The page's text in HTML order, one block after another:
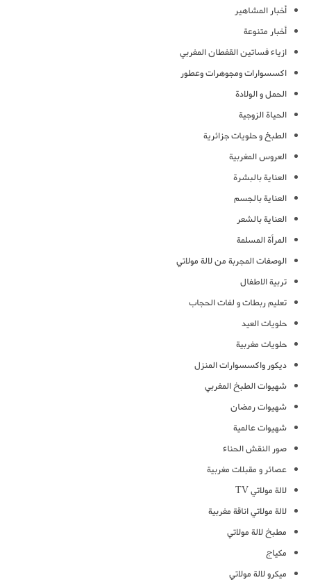
أخبار المشاهير
أخبار متنوعة
ازياء فساتين القفطان المغربي
اكسسوارات ومجوهرات وعطور
الحمل و الولادة
الحياة الزوجية
الطبخ و حلويات جزائرية
العروس المغربية
العناية بالبشرة
العناية بالجسم
العناية بالشعر
المرأة المسلمة
الوصفات المجربة من لالة مولاتي
تربية الاطفال
تعليم ربطات و لفات الحجاب
حلويات العيد
حلويات مغربية
ديكور واكسسوارات المنزل
شهيوات الطبخ المغربي
شهيوات رمضان
شهيوات عالمية
صور النقش الحناء
عصائر و مقبلات مغربية
لالة مولاتي TV
لالة مولاتي اناقة مغربية
مطبخ لالة مولاتي
مكياج
ميكرو لالة مولاتي